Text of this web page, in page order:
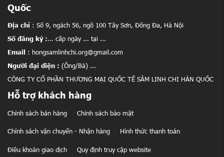
Quốc
Địa chỉ : Số 9, ngách 56, ngõ 100 Tây Sơn, Đống Đa, Hà Nội
Số đăng ký :... cấp ngày ... tại ...
Email : hongsamlinhchi.org@gmail.com
Người đại diện : (Ông/Bà) ...
CÔNG TY CỔ PHẦN THƯƠNG MẠI QUỐC TẾ SÂM LINH CHI HÀN QUỐC
Hỗ trợ khách hàng
Chính sách bán hàng Chính sách bảo mật
Chính sách vận chuyển - Nhận hàng Hình thức thanh toán
Điều khoản giao dịch Quy định truy cập website